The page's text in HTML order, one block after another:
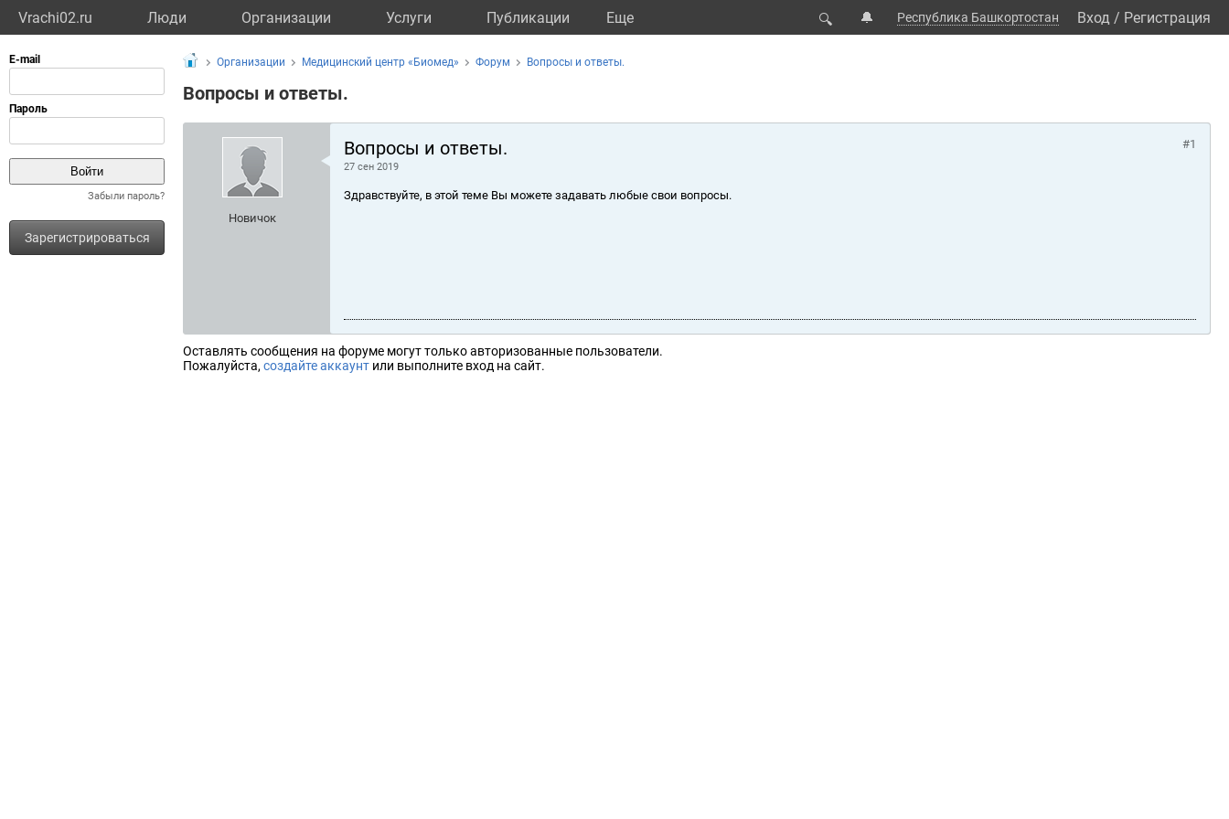
Vrachi02.ru Люди Организации Услуги Публикации Eще 🔍 🔔 Республика Башкортостан Вход / Регистрация
Забыли пароль?
Зарегистрироваться
Организации Медицинский центр «Биомед» Форум Вопросы и ответы.
Вопросы и ответы.
Новичок
Вопросы и ответы.
27 сен 2019
#1
Здравствуйте, в этой теме Вы можете задавать любые свои вопросы.
Оставлять сообщения на форуме могут только авторизованные пользователи.
Пожалуйста, создайте аккаунт или выполните вход на сайт.